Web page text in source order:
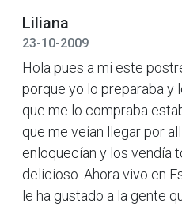
Liliana
23-10-2009
Hola pues a mi este
porque yo lo preparaba y
que me lo compraba
que me veían llegar por
enloquecían y los vendía
delicioso. Ahora vivo en
le ha gustado a la gente